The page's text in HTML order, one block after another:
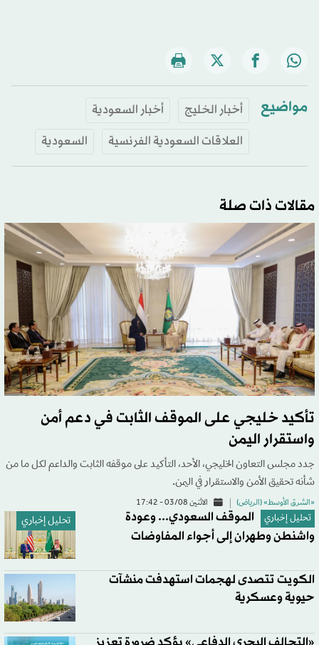
مواضيع أخبار الخليج
أخبار السعودية
العلاقات السعودية الفرنسية
السعودية
مقالات ذات صلة
تأكيد خليجي على الموقف الثابت في دعم أمن
واستقرار اليمن
جدد مجلس التعاون الخليجي، الأحد، التأكيد على موقفه الثابت والداعم لكل ما من
شأنه تحقيق الأمن والاستقرار في اليمن.
«الشرق الأوسط» (الرياض) الاثنين 03/08 - 17:42
تحليل إخباري تحليل إخباري
الموقف السعودي... وعودة
واشنطن وطهران إلى أجواء المفاوضات
الكويت تتصدى لهجمات استهدفت منشآت
حيوية وعسكرية